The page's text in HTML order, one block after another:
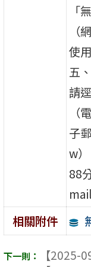
「
使
五
請
（
子
w
88
相關附件
【2025-